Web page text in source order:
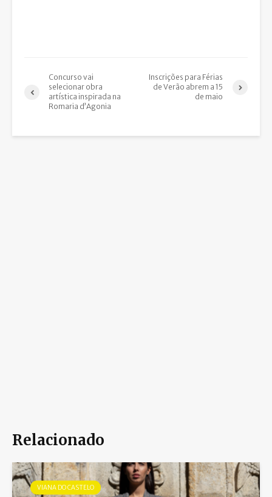
Concurso vai
selecionar obra
artística inspirada na
Romaria d’Agonia
Inscrições para Férias
de Verão abrem a 15
de maio
Relacionado
VIANA DO CASTELO